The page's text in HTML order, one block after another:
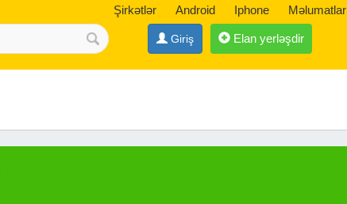
Şirkətlər Android Iphone Məlumatlar
Giriş Elan yerləşdir